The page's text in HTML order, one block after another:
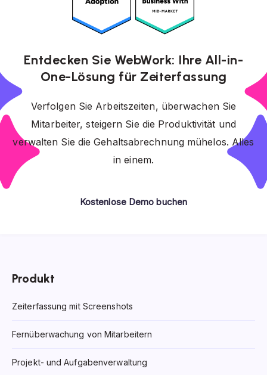
Entdecken Sie WebWork: Ihre All-in-
One-Lösung für Zeiterfassung
Verfolgen Sie Arbeitszeiten, überwachen Sie
Mitarbeiter, steigern Sie die Produktivität und
verwalten Sie die Gehaltsabrechnung mühelos. Alles
in einem.
Kostenlose Demo buchen
Produkt
Zeiterfassung mit Screenshots
Fernüberwachung von Mitarbeitern
Projekt- und Aufgabenverwaltung